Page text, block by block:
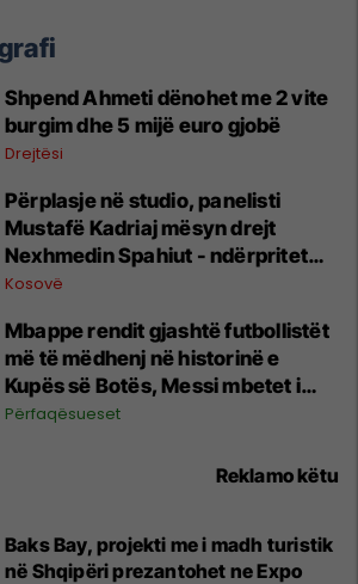
Shpend Ahmeti dënohet me 2 vite
burgim dhe 5 mijë euro gjobë
Drejtësi
Përplasje në studio, panelisti
Mustafë Kadriaj mësyn drejt
Nexhmedin Spahiut - ndërpritet
transmetimi
Kosovë
Mbappe rendit gjashtë futbollistët
më të mëdhenj në historinë e
Kupës së Botës, Messi mbetet i
dyti
Përfaqësueset
Reklamo këtu
Baks Bay, projekti me i madh turistik
në Shqipëri prezantohet ne Expo